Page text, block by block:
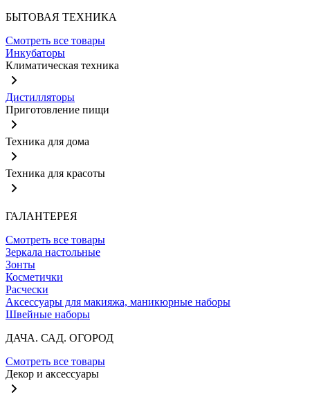
БЫТОВАЯ ТЕХНИКА
Смотреть все товары
Инкубаторы
Климатическая техника
Дистилляторы
Приготовление пищи
Техника для дома
Техника для красоты
ГАЛАНТЕРЕЯ
Смотреть все товары
Зеркала настольные
Зонты
Косметички
Расчески
Аксессуары для макияжа, маникюрные наборы
Швейные наборы
ДАЧА. САД. ОГОРОД
Смотреть все товары
Декор и аксессуары